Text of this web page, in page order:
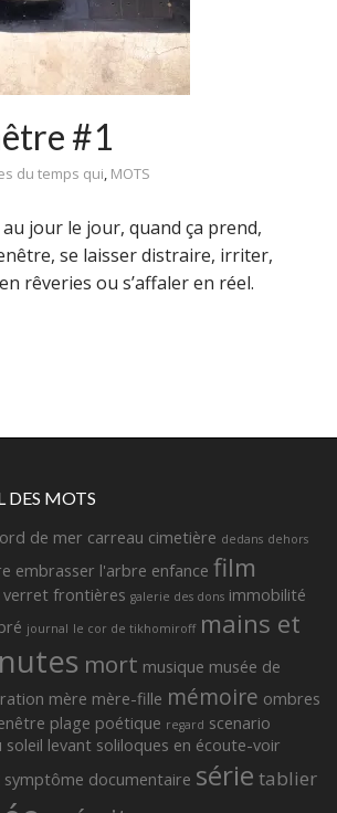
#1
du temps qui, MOTS
jour le jour, quand ça prend,
se laisser distraire, irriter,
rêveries ou s’affaler en réel.
DES MOTS
de mer carreau cimetière dedans dehors
embrasser l'arbre enfance film
verret frontières galerie des dons immobilité
journal le cor de tikhomiroff mains et
mort musique musée de
mère mère-fille mémoire ombres
plage poétique regard scenario
soleil levant soliloques en écoute-voir
symptôme documentaire série tablier